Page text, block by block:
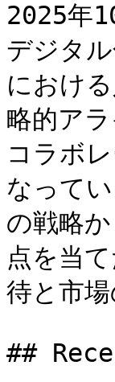
2025年
デジタ
におけ
略的ア
コラボ
なって
の戦略
点を当
待と市
##